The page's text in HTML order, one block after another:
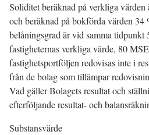
Soliditet beräknad på verkliga värden
och beräknad på bokförda värden 34
belåningsgrad är vid samma tidpunkt
fastigheternas verkliga värde, 80
fastighetsportföljen redovisas inte i
från de bolag som tillämpar
Vad gäller Bolagets resultat och
efterföljande resultat- och
Substansvärde